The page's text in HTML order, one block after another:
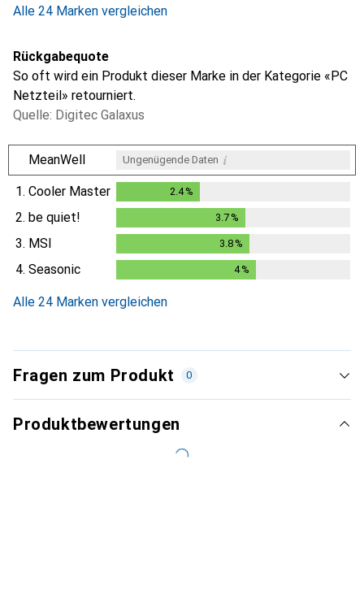
Alle 24 Marken vergleichen
Rückgabequote
So oft wird ein Produkt dieser Marke in der Kategorie «PC
Netzteil» retourniert.
Quelle: Digitec Galaxus
MeanWell Ungenügende Daten i
1. Cooler Master 2.4%
2. be quiet! 3.7 %
3. MSI 3.8%
4. Seasonic 4%
Alle 24 Marken vergleichen
Fragen zum Produkt 0
Produktbewertungen